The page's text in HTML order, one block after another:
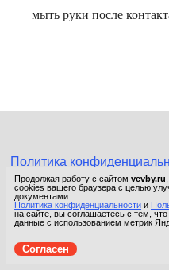
мыть руки после
Политика
© 2015-2026 Сетевое
Федеральной службе по
технологий и массовых
Продолжая работу с сайтом vevby.ru
cookies вашего браузера с целью
документами:
Политика конфиденциальности и
на сайте, вы соглашаетесь с тем,
данные с использованием метрик
Согласен